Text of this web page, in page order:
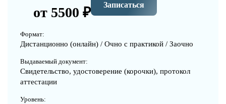
от 5500 ₽ Записаться
Формат:
Дистанционно (онлайн) / Очно с практикой / Заочно
Выдаваемый документ:
Свидетельство, удостоверение (корочки), протокол
аттестации
Уровень: